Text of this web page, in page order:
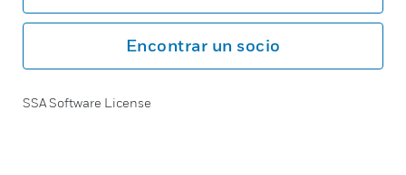
Encontrar un socio
SSA Software License